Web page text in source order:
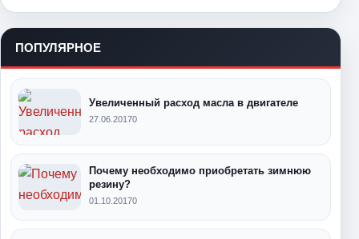
ПОПУЛЯРНОЕ
Увеличенный расход масла в двигателе
27.06.20170
Почему необходимо приобретать зимнюю
резину?
01.10.20170